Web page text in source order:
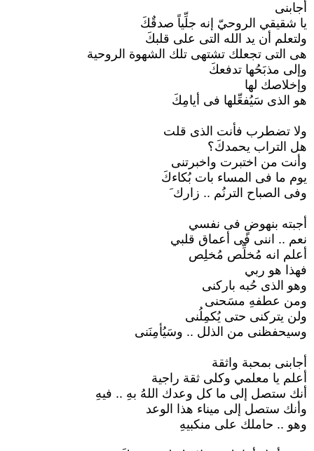
أجابنى
يا شقيقي الروحيّ إنه جلِّياً صدقٌكَ
ولتعلم أن يد الله التى على قلبكَ
هى التى تجعلك تشتهى تلك الشهوة الروحية
وإلى مذبَحُها تدفعكَ
وإخلاصك لها
هو الذى سَيُفعِّلها فى أيامِكَ
ولا تضطرب فأنت الذى قلت
هل التراب يحمدكَ؟
وأنت من اختبرت واخبرتنى
يوم ما فى المساء بات بُكاءكَ
وفى الصباح الترنُم .. زارك َ
أجبته بنهوضٍ فى نفسي
نعم .. اننى فى أعماق قلبي
أعلم انه مُخلِّص مُخلِص
فهذا هو ربي
وهو الذى حُبه باركنى
ومن عطفهِ مسَحنى
ولن يتركنى حتى يُكمِلُنى
وسيحفظنى من الذلل .. وسَيُأمِنَنى
أجابنى بمحبة واثقة
أعلم يا معلمي وكلى ثقة راجية
أنك ستصل إلى ما كل وعدك اللهُ بهِ .. فيهِ
وأنك ستصل إلى ميناء هذا الوعد
وهو .. حاملك على منكبيهِ